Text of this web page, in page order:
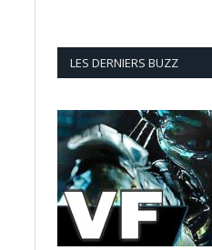
LES DERNIERS BUZZ